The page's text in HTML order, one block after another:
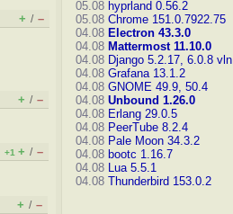
+ / –
+ / –
+1 + / –
+ / –
05.08 hyprland 0.56.2
05.08 Chrome 151.0.7922.75
04.08 Electron 43.3.0
04.08 Mattermost 11.10.0
04.08 Django 5.2.17, 6.0.8 vln
04.08 Grafana 13.1.2
04.08 GNOME 49.9, 50.4
04.08 Unbound 1.26.0
04.08 Erlang 29.0.5
04.08 PeerTube 8.2.4
04.08 Pale Moon 34.3.2
04.08 bootc 1.16.7
04.08 Lua 5.5.1
04.08 Thunderbird 153.0.2